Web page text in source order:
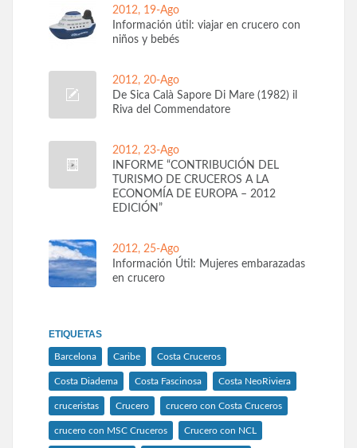
2012, 19-Ago
Información útil: viajar en crucero con
niños y bebés
2012, 20-Ago
De Sica Calà Sapore Di Mare (1982) il
Riva del Commendatore
2012, 23-Ago
INFORME “CONTRIBUCIÓN DEL
TURISMO DE CRUCEROS A LA
ECONOMÍA DE EUROPA – 2012
EDICIÓN”
2012, 25-Ago
Información Útil: Mujeres embarazadas
en crucero
ETIQUETAS
Barcelona Caribe Costa Cruceros
Costa Diadema Costa Fascinosa Costa NeoRiviera
cruceristas Crucero crucero con Costa Cruceros
crucero con MSC Cruceros Crucero con NCL